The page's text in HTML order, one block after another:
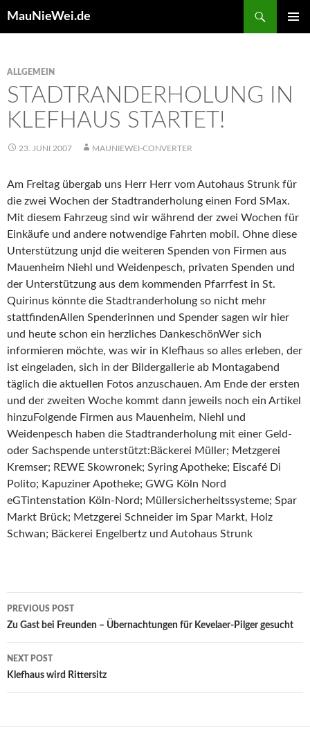
MauNieWei.de
ALLGEMEIN
STADTRANDERHOLUNG IN
KLEFHAUS STARTET!
23. JUNI 2007 MAUNIEWEI-CONVERTER
Am Freitag übergab uns Herr Herr vom Autohaus Strunk für
die zwei Wochen der Stadtranderholung einen Ford SMax.
Mit diesem Fahrzeug sind wir während der zwei Wochen für
Einkäufe und andere notwendige Fahrten mobil. Ohne diese
Unterstützung unjd die weiteren Spenden von Firmen aus
Mauenheim Niehl und Weidenpesch, privaten Spenden und
der Unterstützung aus dem kommenden Pfarrfest in St.
Quirinus könnte die Stadtranderholung so nicht mehr
stattfindenAllen Spenderinnen und Spender sagen wir hier
und heute schon ein herzliches DankeschönWer sich
informieren möchte, was wir in Klefhaus so alles erleben, der
ist eingeladen, sich in der Bildergallerie ab Montagabend
täglich die aktuellen Fotos anzuschauen. Am Ende der ersten
und der zweiten Woche kommt dann jeweils noch ein Artikel
hinzuFolgende Firmen aus Mauenheim, Niehl und
Weidenpesch haben die Stadtranderholung mit einer Geld-
oder Sachspende unterstützt:Bäckerei Müller; Metzgerei
Kremser; REWE Skowronek; Syring Apotheke; Eiscafé Di
Polito; Kapuziner Apotheke; GWG Köln Nord
eGTintenstation Köln-Nord; Müllersicherheitssysteme; Spar
Markt Brück; Metzgerei Schneider im Spar Markt, Holz
Schwan; Bäckerei Engelbertz und Autohaus Strunk
Post
navigation
PREVIOUS POST
Zu Gast bei Freunden – Übernachtungen für Kevelaer-Pilger gesucht
NEXT POST
Klefhaus wird Rittersitz